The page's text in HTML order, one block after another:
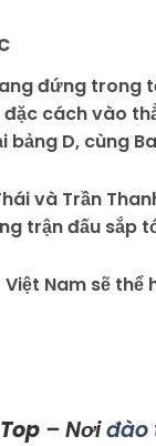
đứng trong
cách vào
bảng D, cùng
và Trần
trận đấu sắp
Nam sẽ
– Nơiđào